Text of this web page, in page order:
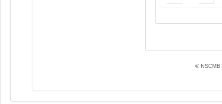
© NSCMB